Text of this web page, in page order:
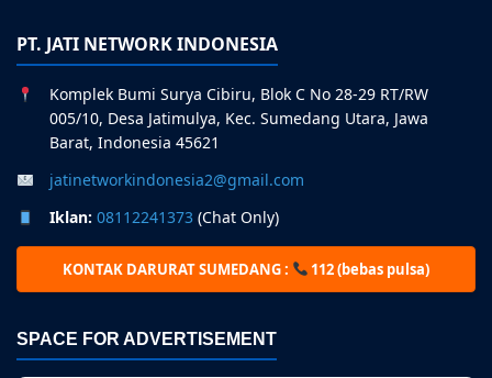
PT. JATI NETWORK INDONESIA
Komplek Bumi Surya Cibiru, Blok C No 28-29 RT/RW
005/10, Desa Jatimulya, Kec. Sumedang Utara, Jawa
Barat, Indonesia 45621
jatinetworkindonesia2@gmail.com
Iklan: 08112241373 (Chat Only)
KONTAK DARURAT SUMEDANG : 112 (bebas pulsa)
SPACE FOR ADVERTISEMENT